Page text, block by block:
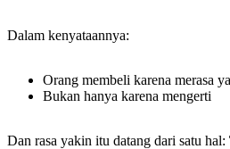
Dalam kenyataannya:
Orang membeli karena merasa
Bukan hanya karena mengerti
Dan rasa yakin itu datang dari satu hal: